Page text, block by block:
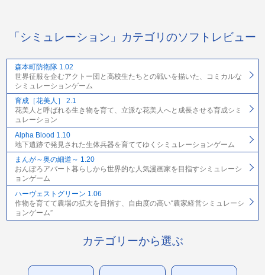
「シミュレーション」カテゴリのソフトレビュー
森本町防衛隊 1.02
世界征服を企むアクトー団と高校生たちとの戦いを描いた、コミカルな
シミュレーションゲーム
育成［花美人］ 2.1
花美人と呼ばれる生き物を育て、立派な花美人へと成長させる育成シミ
ュレーション
Alpha Blood 1.10
地下遺跡で発見された生体兵器を育ててゆくシミュレーションゲーム
まんが～奥の細道～ 1.20
おんぼろアパート暮らしから世界的な人気漫画家を目指すシミュレーシ
ョンゲーム
ハーヴェストグリーン 1.06
作物を育てて農場の拡大を目指す、自由度の高い“農家経営シミュレーシ
ョンゲーム”
カテゴリーから選ぶ